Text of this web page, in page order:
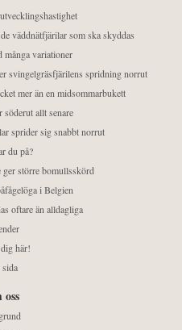
väddnätfjärilar som ska skyddas
många variationer
svingelgräsfjärilens spridning norrut
mer än en midsommarbukett
allt senare
sprider sig snabbt norrut
du på?
större bomullsskörd
i Belgien
oftare än alldagliga
här!
oss